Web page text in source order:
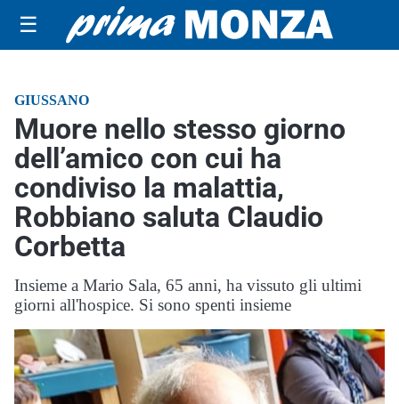
☰
GIUSSANO
Muore nello stesso giorno
dell’amico con cui ha
condiviso la malattia,
Robbiano saluta Claudio
Corbetta
Insieme a Mario Sala, 65 anni, ha vissuto gli ultimi
giorni all'hospice. Si sono spenti insieme